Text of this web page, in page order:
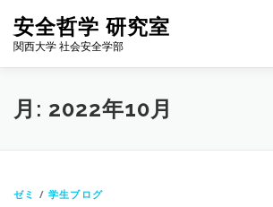
安全哲学 研究室
関西大学 社会安全学部
HOME NEWS FOR STUDENTS
月: 2022年10月
ゼミ /学生ブログ